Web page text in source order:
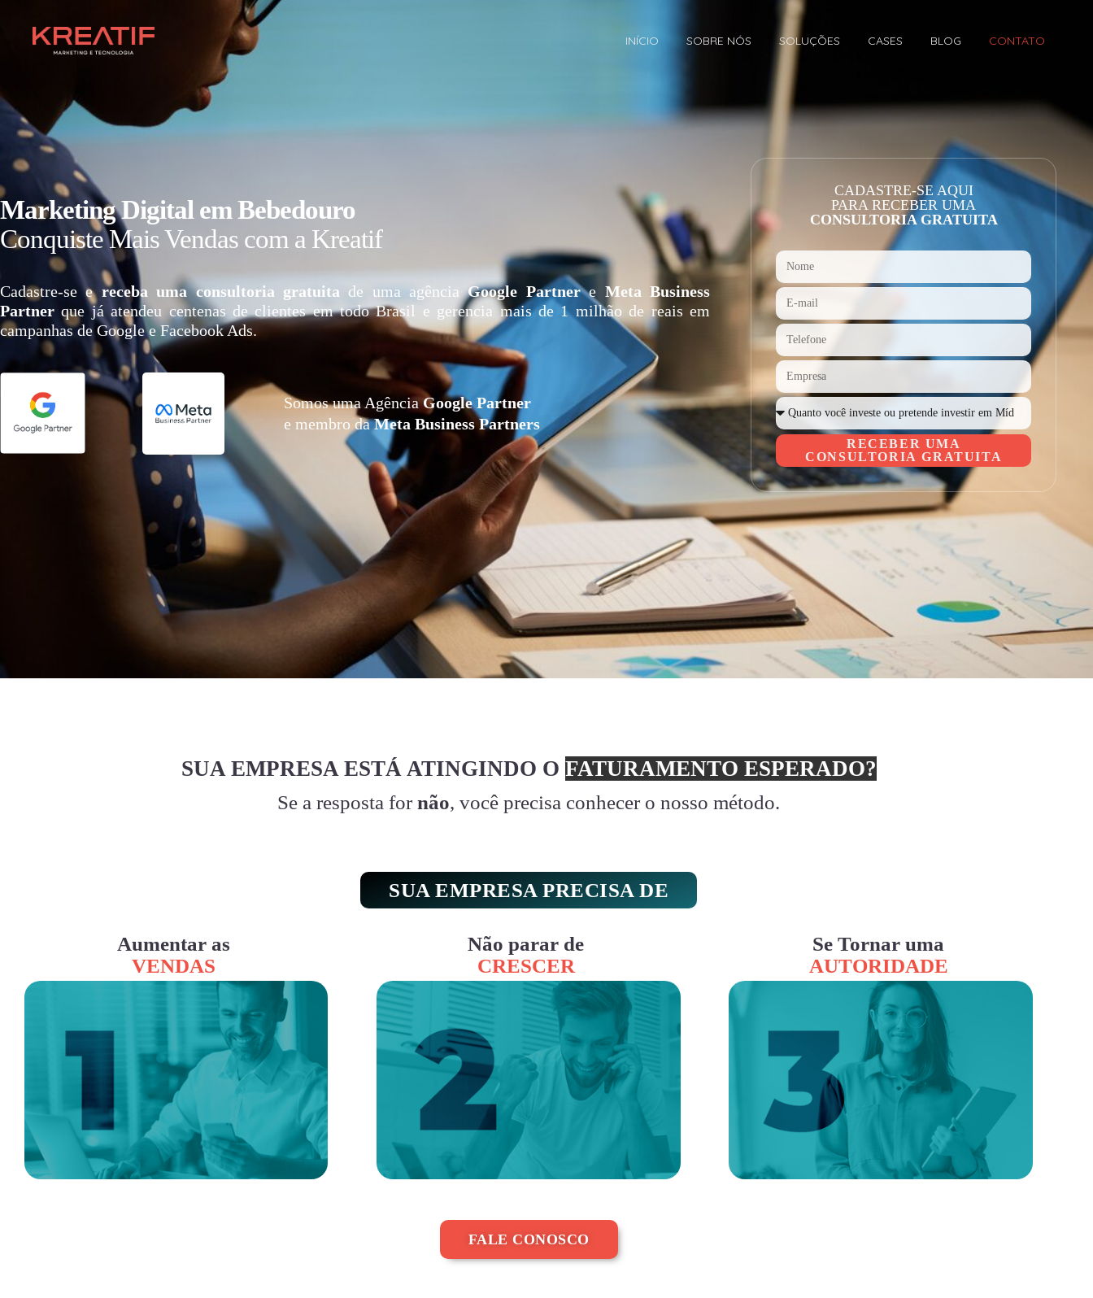
INÍCIO SOBRE NÓS SOLUÇÕES CASES BLOG CONTATO
Marketing Digital em Bebedouro
Conquiste Mais Vendas com a Kreatif
Cadastre-se e receba uma consultoria gratuita de uma agênciaGoogle Partnere Meta Business
Partner que já atendeu centenas de clientes em todo Brasil e gerencia mais de 1 milhão de reais em
campanhas de Google e Facebook Ads.
Somos uma AgênciaGoogle Partner
e membro daMeta Business Partners
CADASTRE-SE AQUI
PARA RECEBER UMA
CONSULTORIA GRATUITA
RECEBER UMA
CONSULTORIA GRATUITA
SUA EMPRESA ESTÁ ATINGINDO O FATURAMENTO ESPERADO?
Se a resposta for não, você precisa conhecer o nosso método.
SUA EMPRESA PRECISA DE
Aumentar as
VENDAS
Não parar de
CRESCER
Se Tornar uma
AUTORIDADE
FALE CONOSCO